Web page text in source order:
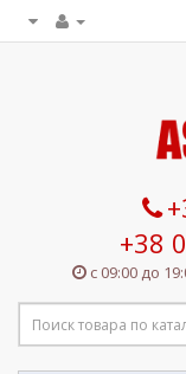
+38
с 09:00 до